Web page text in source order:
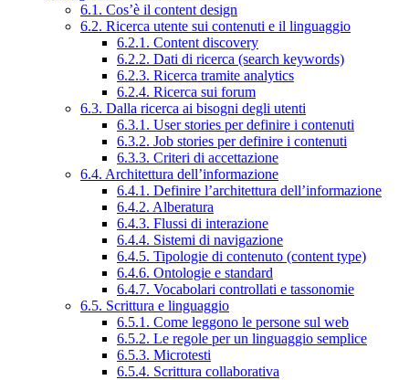
6.1. Cos’è il content design
6.2. Ricerca utente sui contenuti e il linguaggio
6.2.1. Content discovery
6.2.2. Dati di ricerca (search keywords)
6.2.3. Ricerca tramite analytics
6.2.4. Ricerca sui forum
6.3. Dalla ricerca ai bisogni degli utenti
6.3.1. User stories per definire i contenuti
6.3.2. Job stories per definire i contenuti
6.3.3. Criteri di accettazione
6.4. Architettura dell’informazione
6.4.1. Definire l’architettura dell’informazione
6.4.2. Alberatura
6.4.3. Flussi di interazione
6.4.4. Sistemi di navigazione
6.4.5. Tipologie di contenuto (content type)
6.4.6. Ontologie e standard
6.4.7. Vocabolari controllati e tassonomie
6.5. Scrittura e linguaggio
6.5.1. Come leggono le persone sul web
6.5.2. Le regole per un linguaggio semplice
6.5.3. Microtesti
6.5.4. Scrittura collaborativa